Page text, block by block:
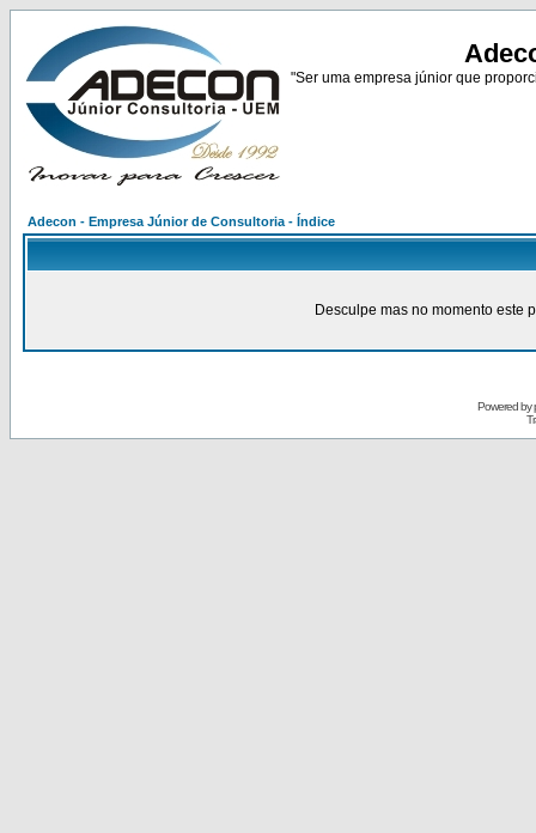
"Ser uma empresa júnior que
Adecon - Empresa Júnior de Consultoria - Índice
Desculpe mas no momento este
Powered by